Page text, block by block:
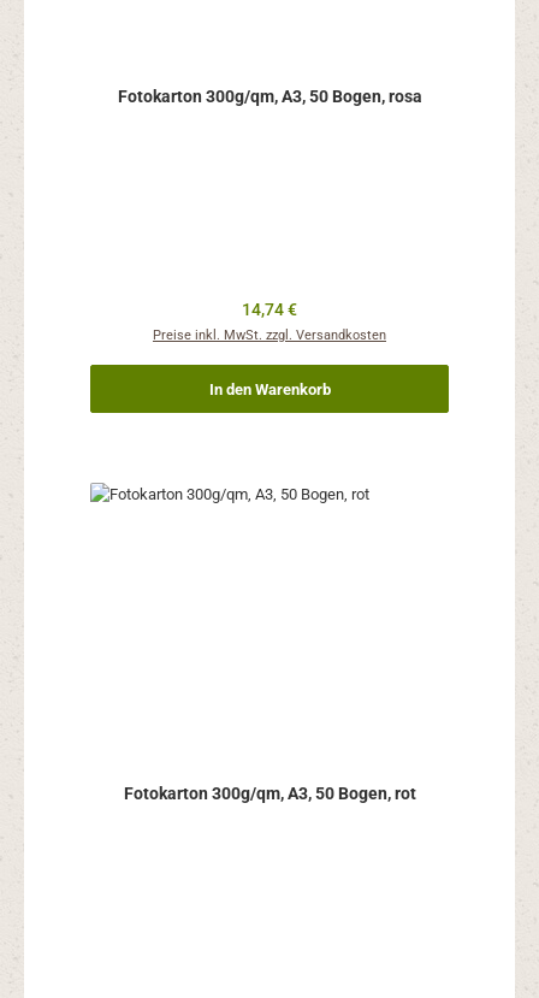
Fotokarton 300g/qm, A3, 50 Bogen, rosa
Regulärer Preis:
14,74 €
Preise inkl. MwSt. zzgl. Versandkosten
In den Warenkorb
Fotokarton 300g/qm, A3, 50 Bogen, rot